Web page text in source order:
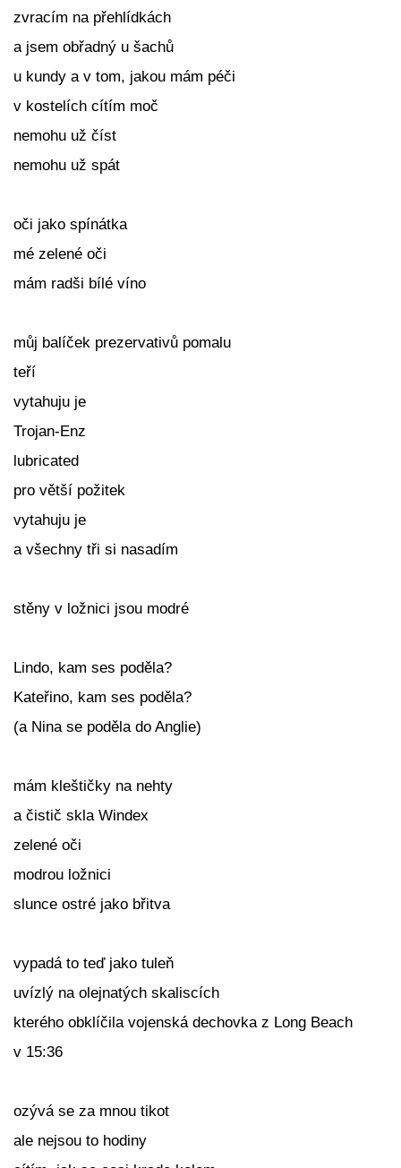
zvracím na přehlídkách
a jsem obřadný u šachů
u kundy a v tom, jakou mám péči
v kostelích cítím moč
nemohu už číst
nemohu už spát
oči jako spínátka
mé zelené oči
mám radši bílé víno
můj balíček prezervativů pomalu
teří
vytahuju je
Trojan-Enz
lubricated
pro větší požitek
vytahuju je
a všechny tři si nasadím
stěny v ložnici jsou modré
Lindo, kam ses poděla?
Kateřino, kam ses poděla?
(a Nina se poděla do Anglie)
mám kleštičky na nehty
a čistič skla Windex
zelené oči
modrou ložnici
slunce ostré jako břitva
vypadá to teď jako tuleň
uvízlý na olejnatých skaliscích
kterého obklíčila vojenská dechovka z Long Beach
v 15:36
ozývá se za mnou tikot
ale nejsou to hodiny